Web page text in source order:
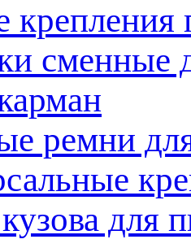
крепления
сменные
ремни
для